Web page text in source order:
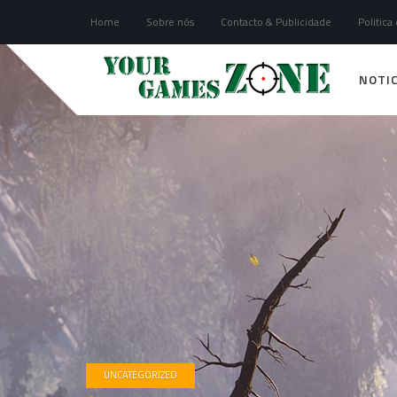
Home Sobre nós Contacto & Publicidade Politica
UNCATEGORIZED